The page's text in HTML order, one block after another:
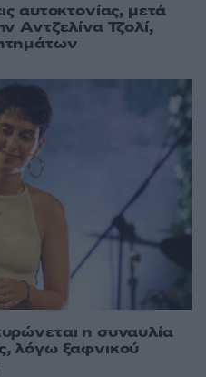
αυτοκτονίας, μετά
Αντζελίνα Τζολί,
η συναυλία
λόγω ξαφνικού